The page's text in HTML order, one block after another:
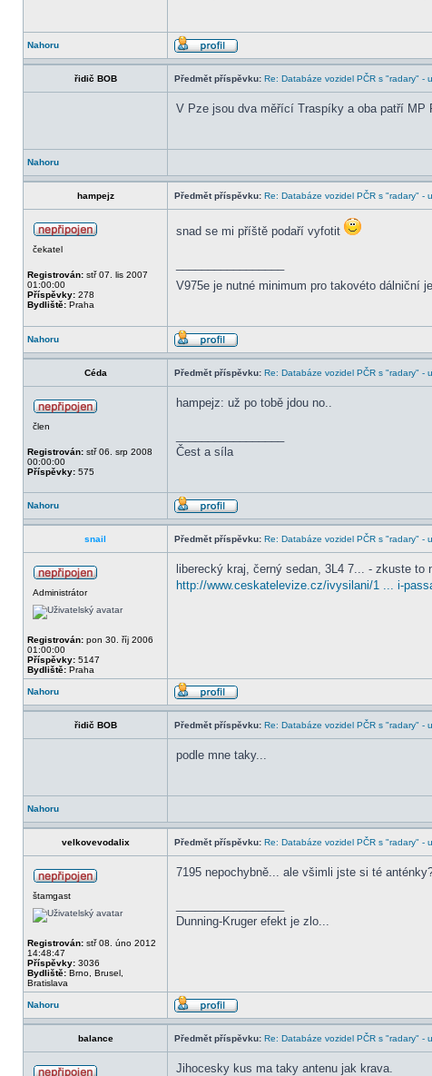
Nahoru
řidič BOB Předmět příspěvku: Re: Databáze vozidel PČR s "radary" -
V Pze jsou dva měřící Traspíky a oba patří MP
Nahoru
hampejz Předmět příspěvku: Re: Databáze vozidel PČR s "radary" -
čekatel
Registrován: stř 07. lis 2007
01:00:00
Příspěvky: 278
Bydliště: Praha
snad se mi příště podaří vyfotit
V975e je nutné minimum pro takovéto dálniční
Nahoru
Céda Předmět příspěvku: Re: Databáze vozidel PČR s "radary" -
člen
Registrován: stř 06. srp 2008
00:00:00
Příspěvky: 575
hampejz: už po tobě jdou no..
Čest a síla
Nahoru
snail Předmět příspěvku: Re: Databáze vozidel PČR s "radary" -
Administrátor
Registrován: pon 30. říj 2006
01:00:00
Příspěvky: 5147
Bydliště: Praha
liberecký kraj, černý sedan, 3L4 7... - zkuste to
http://www.ceskatelevize.cz/ivysilani/1 ... i-
Nahoru
řidič BOB Předmět příspěvku: Re: Databáze vozidel PČR s "radary" -
podle mne taky...
Nahoru
velkovevodalix Předmět příspěvku: Re: Databáze vozidel PČR s "radary" -
štamgast
Registrován: stř 08. úno 2012
14:48:47
Příspěvky: 3036
Bydliště: Brno, Brusel,
Bratislava
7195 nepochybně... ale všimli jste si té
Dunning-Kruger efekt je zlo...
Nahoru
balance Předmět příspěvku: Re: Databáze vozidel PČR s "radary" -
Jihocesky kus ma taky antenu jak krava.